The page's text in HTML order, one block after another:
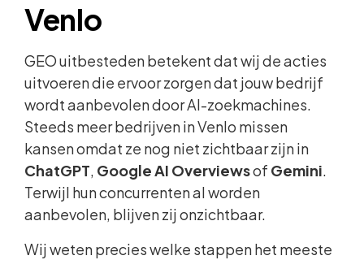
Venlo
GEO uitbesteden betekent dat wij de acties
uitvoeren die ervoor zorgen dat jouw bedrijf
wordt aanbevolen door AI-zoekmachines.
Steeds meer bedrijven in Venlo missen
kansen omdat ze nog niet zichtbaar zijn in
ChatGPT, Google AI Overviewsof Gemini.
Terwijl hun concurrenten al worden
aanbevolen, blijven zij onzichtbaar.
Wij weten precies welke stappen het meeste